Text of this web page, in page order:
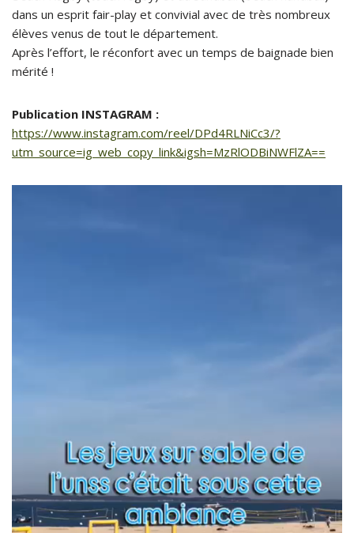
dans un esprit fair-play et convivial avec de très nombreux
élèves venus de tout le département.
Après l’effort, le réconfort avec un temps de baignade bien
mérité !
Publication INSTAGRAM :
https://www.instagram.com/reel/DPd4RLNiCc3/?
utm_source=ig_web_copy_link&igsh=MzRlODBiNWFlZA==